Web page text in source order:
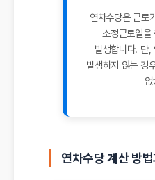
연차수당은 근로
소정근로일을
발생합니다. 단,
발생하지 않는 경
연차수당 계산 방